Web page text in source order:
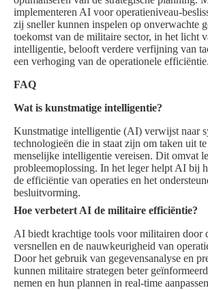
implementeren AI voor operatieniveau-
zij sneller kunnen inspelen op onverwachte
toekomst van de militaire sector, in het licht
intelligentie, belooft verdere verfijning van
een verhoging van de operationele efficiëntie.
FAQ
Wat is kunstmatige intelligentie?
Kunstmatige intelligentie (AI) verwijst naar
technologieën die in staat zijn om taken uit
menselijke intelligentie vereisen. Dit omvat
probleemoplossing. In het leger helpt AI bij
de efficiëntie van operaties en het
besluitvorming.
Hoe verbetert AI de militaire efficiëntie?
AI biedt krachtige tools voor militairen door
versnellen en de nauwkeurigheid van
Door het gebruik van gegevensanalyse en
kunnen militaire strategen beter
nemen en hun plannen in real-time